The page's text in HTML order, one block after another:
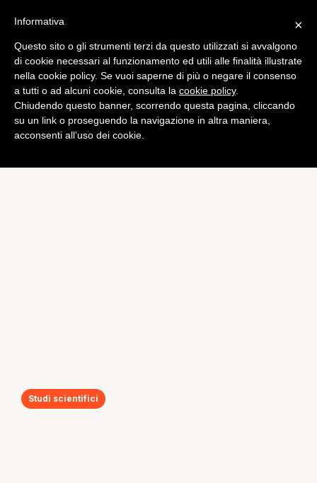
Studi scientifici
×
Informativa
Questo sito o gli strumenti terzi da questo utilizzati si avvalgono
di cookie necessari al funzionamento ed utili alle finalità illustrate
nella cookie policy. Se vuoi saperne di più o negare il consenso
a tutti o ad alcuni cookie, consulta la cookie policy.
Chiudendo questo banner, scorrendo questa pagina, cliccando
su un link o proseguendo la navigazione in altra maniera,
acconsenti all’uso dei cookie.